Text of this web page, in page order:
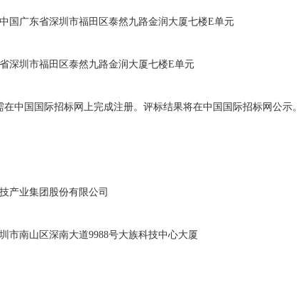
国广东省深圳市福田区泰然九路金润大厦七楼E单元
深圳市福田区泰然九路金润大厦七楼E单元
中国国际招标网上完成注册。评标结果将在中国国际招标网公示。
产业集团股份有限公司
市南山区深南大道9988号大族科技中心大厦